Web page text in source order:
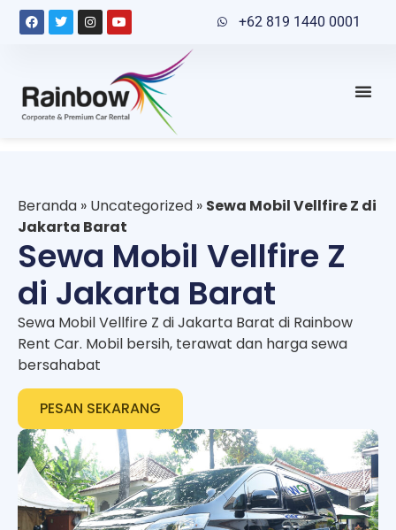
+62 819 1440 0001
Beranda » Uncategorized » Sewa Mobil Vellfire Z di
Jakarta Barat
Sewa Mobil Vellfire Z
di Jakarta Barat
Sewa Mobil Vellfire Z di Jakarta Barat di Rainbow
Rent Car. Mobil bersih, terawat dan harga sewa
bersahabat
PESAN SEKARANG